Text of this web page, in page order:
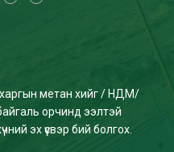
метан хийг / НДМ/
орчинд ээлтэй
эх үүсвэр бий болгох.